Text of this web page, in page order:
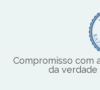
Compromisso com
da verdade